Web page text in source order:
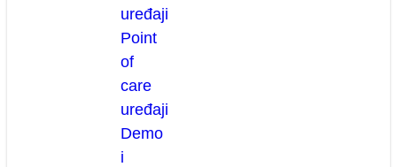
uređaji
Point
of
care
uređaji
Demo
i